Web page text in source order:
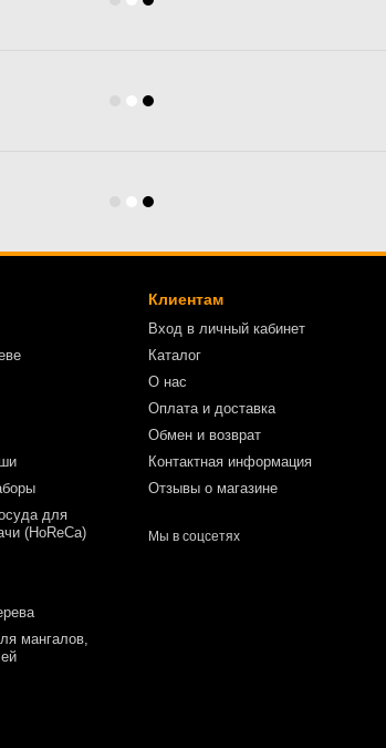
для
(HoReCa)
мангалов,
Клиентам
Вход в личный кабинет
Каталог
О нас
Оплата и доставка
Обмен и возврат
Контактная информация
Отзывы о магазине
Мы в соцсетях